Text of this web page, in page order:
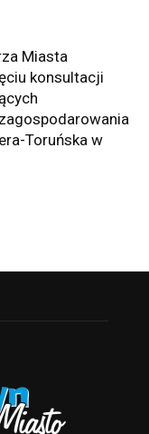
Miasta
konsultacji
Toruńska w